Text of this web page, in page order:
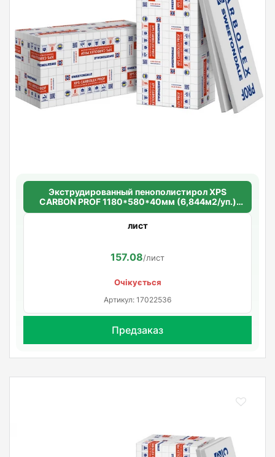
Экструдированный пенополистирол XPS
CARBON PROF 1180*580*40мм (6,844м2/уп.)
(10шт/уп.)
лист
157.08/лист
Очікується
Артикул: 17022536
Предзаказ